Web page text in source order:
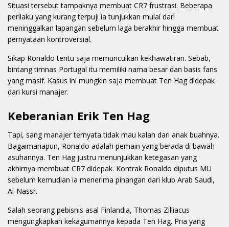
Situasi tersebut tampaknya membuat CR7 frustrasi. Beberapa
perilaku yang kurang terpuji ia tunjukkan mulai dari
meninggalkan lapangan sebelum laga berakhir hingga membuat
pernyataan kontroversial.
Sikap Ronaldo tentu saja memunculkan kekhawatiran. Sebab,
bintang timnas Portugal itu memiliki nama besar dan basis fans
yang masif. Kasus ini mungkin saja membuat Ten Hag didepak
dari kursi manajer.
Keberanian Erik Ten Hag
Tapi, sang manajer ternyata tidak mau kalah dari anak buahnya.
Bagaimanapun, Ronaldo adalah pemain yang berada di bawah
asuhannya. Ten Hag justru menunjukkan ketegasan yang
akhirnya membuat CR7 didepak. Kontrak Ronaldo diputus MU
sebelum kemudian ia menerima pinangan dari klub Arab Saudi,
Al-Nassr.
Salah seorang pebisnis asal Finlandia, Thomas Zilliacus
mengungkapkan kekagumannya kepada Ten Hag. Pria yang